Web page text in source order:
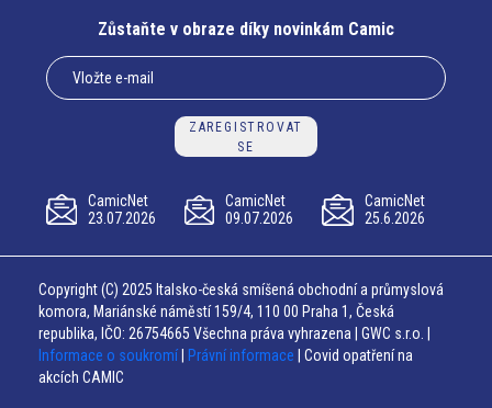
Zůstaňte v obraze díky novinkám Camic
ZAREGISTROVAT
SE
CamicNet
23.07.2026
CamicNet
09.07.2026
CamicNet
25.6.2026
Copyright (C) 2025 Italsko-česká smíšená obchodní a průmyslová
komora, Mariánské náměstí 159/4, 110 00 Praha 1, Česká
republika, IČO: 26754665 Všechna práva vyhrazena | GWC s.r.o. |
Informace o soukromí
Právní informace | Covid opatření na
akcích CAMIC